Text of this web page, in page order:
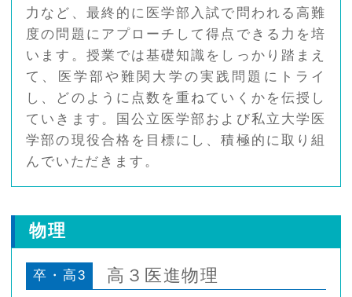
力など、最終的に医学部入試で問われる高難
度の問題にアプローチして得点できる力を培
います。授業では基礎知識をしっかり踏まえ
て、医学部や難関大学の実践問題にトライ
し、どのように点数を重ねていくかを伝授し
ていきます。国公立医学部および私立大学医
学部の現役合格を目標にし、積極的に取り組
んでいただきます。
物理
卒・高3 高３医進物理